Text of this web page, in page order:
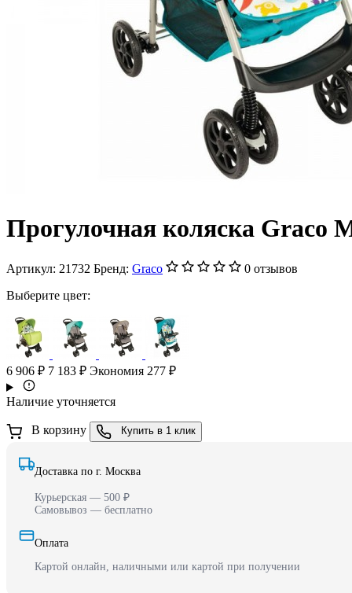
Прогулочная коляска Graco
Артикул: 21732 Бренд: Graco
0 отзывов
Выберите цвет:
6 906 ₽ 7 183 ₽ Экономия 277 ₽
Наличие уточняется
В корзину Купить в 1 клик
Доставка по г. Москва
Курьерская — 500 ₽
Самовывоз — бесплатно
Оплата
Картой онлайн, наличными или картой при получении